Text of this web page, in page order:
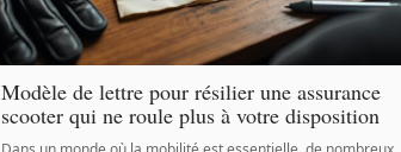
Modèle de lettre pour résilier une assurance
scooter qui ne roule plus à votre disposition